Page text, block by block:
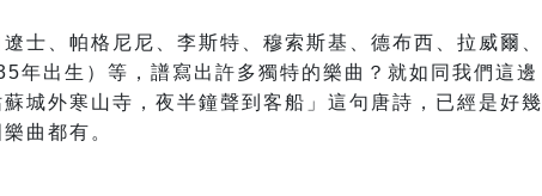
士、帕格尼尼、李斯特、穆索斯基、德布西、拉威爾、
出生）等，譜寫出許多獨特的樂曲？就如同我們這邊
城外寒山寺，夜半鐘聲到客船」這句唐詩，已經是好幾
曲都有。